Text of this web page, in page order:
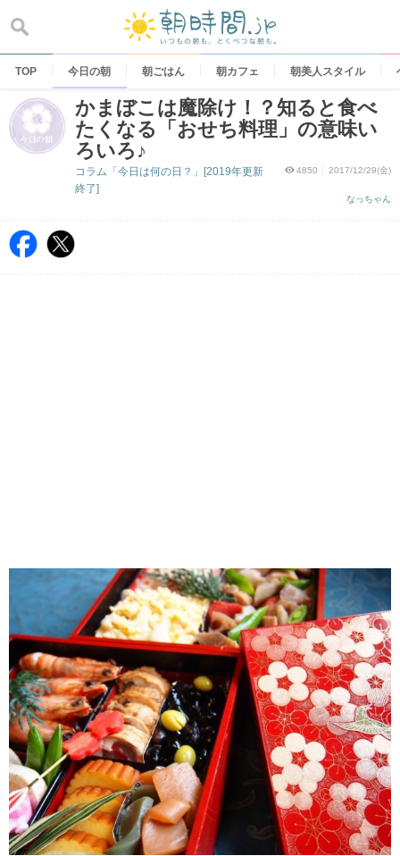
content
TOP 今日の朝 朝ごはん 朝カフェ 朝美人スタイル
かまぼこは魔除け！？知ると食べ
たくなる「おせち料理」の意味い
ろいろ♪
4850 2017/12/29(金)
なっちゃん
コラム「今日は何の日？」[2019年更新
終了]